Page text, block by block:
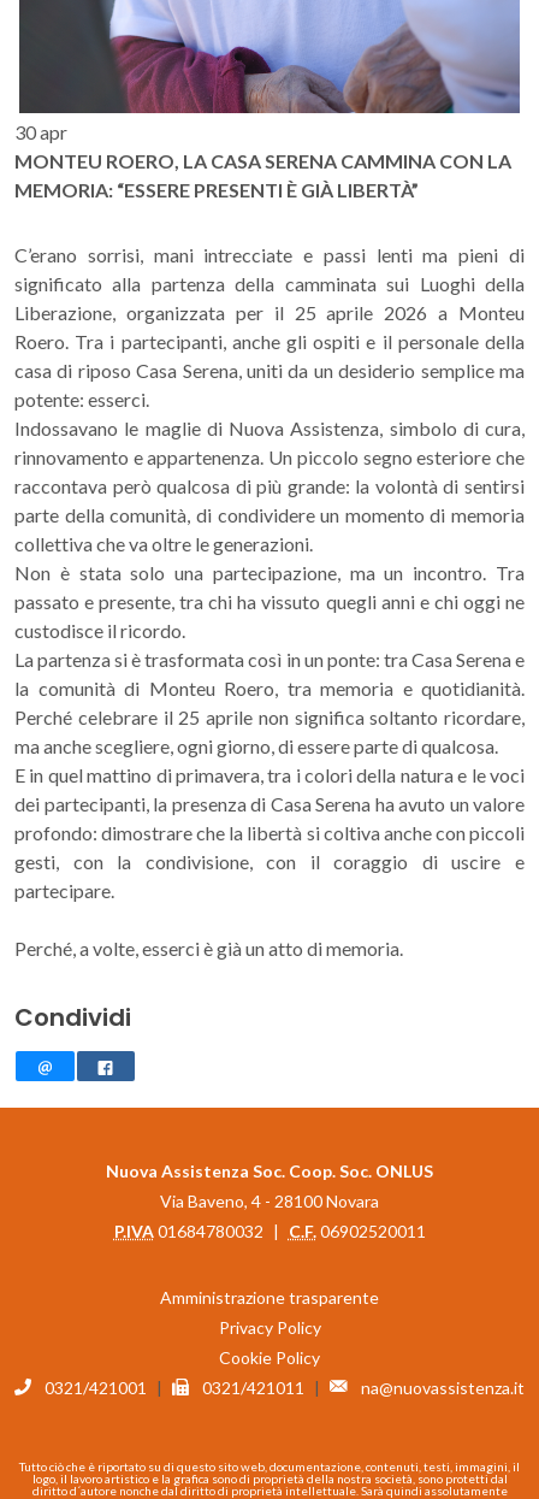
30apr
MONTEU ROERO, LA CASA SERENA CAMMINA CON LA
MEMORIA: “ESSERE PRESENTI È GIÀ LIBERTÀ”
C’erano sorrisi, mani intrecciate e passi lenti ma pieni di
significato alla partenza della camminata sui Luoghi della
Liberazione, organizzata per il 25 aprile 2026 a Monteu
Roero. Tra i partecipanti, anche gli ospiti e il personale della
casa di riposo Casa Serena, uniti da un desiderio semplice ma
potente: esserci.
Indossavano le maglie di Nuova Assistenza, simbolo di cura,
rinnovamento e appartenenza. Un piccolo segno esteriore che
raccontava però qualcosa di più grande: la volontà di sentirsi
parte della comunità, di condividere un momento di memoria
collettiva che va oltre le generazioni.
Non è stata solo una partecipazione, ma un incontro. Tra
passato e presente, tra chi ha vissuto quegli anni e chi oggi ne
custodisce il ricordo.
La partenza si è trasformata così in un ponte: tra Casa Serena e
la comunità di Monteu Roero, tra memoria e quotidianità.
Perché celebrare il 25 aprile non significa soltanto ricordare,
ma anche scegliere, ogni giorno, di essere parte di qualcosa.
E in quel mattino di primavera, tra i colori della natura e le voci
dei partecipanti, la presenza di Casa Serena ha avuto un valore
profondo: dimostrare che la libertà si coltiva anche con piccoli
gesti, con la condivisione, con il coraggio di uscire e
partecipare.
Perché, a volte, esserci è già un atto di memoria.
Condividi
Nuova Assistenza Soc. Coop. Soc. ONLUS
Via Baveno, 4 - 28100 Novara
P.IVA 01684780032 | C.F. 06902520011
Amministrazione trasparente
Privacy Policy
Cookie Policy
0321/421001
| 0321/421011 | na@nuovassistenza.it
Tutto ciò che è riportato su di questo sito web, documentazione, contenuti, testi, immagini, il
logo, il lavoro artistico e la grafica sono di proprietà della nostra società, sono protetti dal
diritto d´autore nonche dal diritto di proprietà intellettuale. Sarà quindi assolutamente